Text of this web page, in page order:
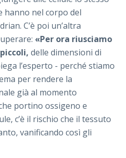
hanno nel corpo del
C’è poi un’altra
«Per ora riusciamo
delle dimensioni di
l’esperto - perché stiamo
per rendere la
già al momento
portino ossigeno e
c’è il rischio che il tessuto
vanificando così gli